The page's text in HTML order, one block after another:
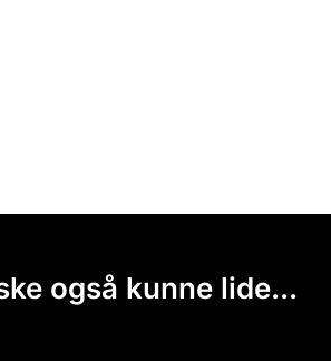
også kunne lide...